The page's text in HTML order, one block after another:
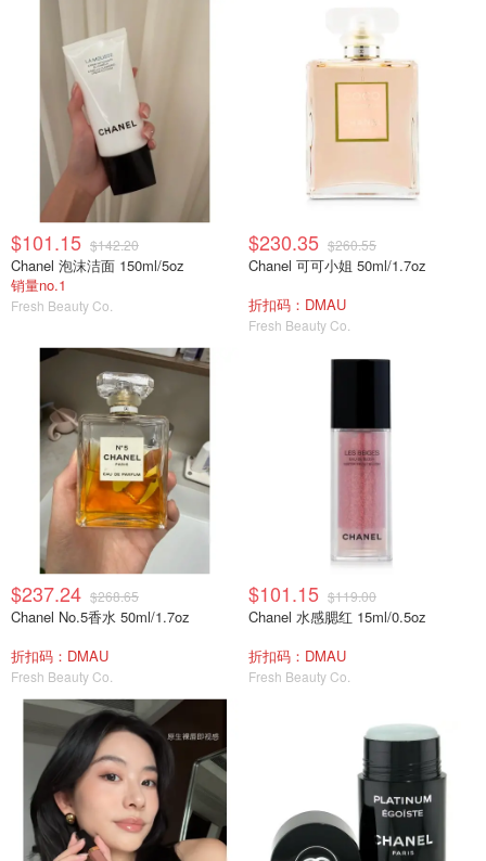
$101.15 $142.20
Chanel 泡沫洁面 150ml/5oz
销量no.1
Fresh Beauty Co.
$230.35 $260.55
Chanel 可可小姐 50ml/1.7oz
折扣码：DMAU
Fresh Beauty Co.
$237.24 $268.65
Chanel No.5香水 50ml/1.7oz
折扣码：DMAU
Fresh Beauty Co.
$101.15 $119.00
Chanel 水感腮红 15ml/0.5oz
折扣码：DMAU
Fresh Beauty Co.